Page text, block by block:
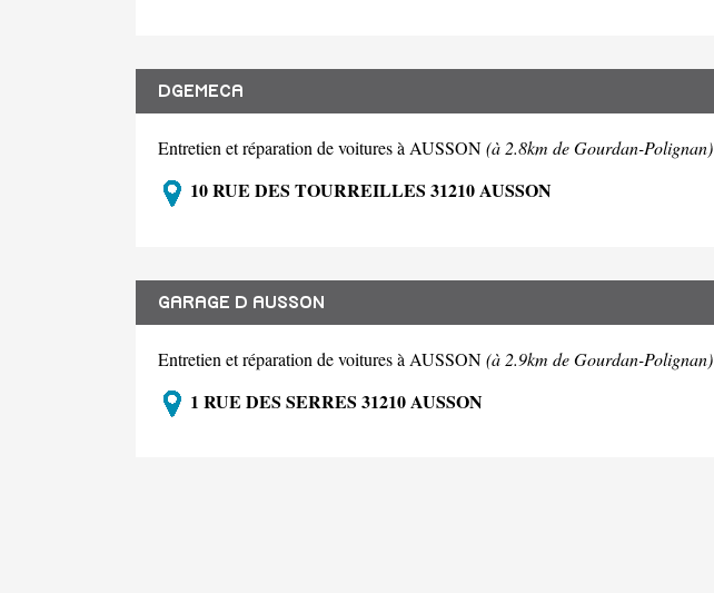
DGEMECA
Entretien et réparation de voitures à AUSSON(à 2.8km de Gourdan-Polignan)
10 RUE DES TOURREILLES 31210 AUSSON
GARAGE D AUSSON
Entretien et réparation de voitures à AUSSON(à 2.9km de Gourdan-Polignan)
1 RUE DES SERRES 31210 AUSSON